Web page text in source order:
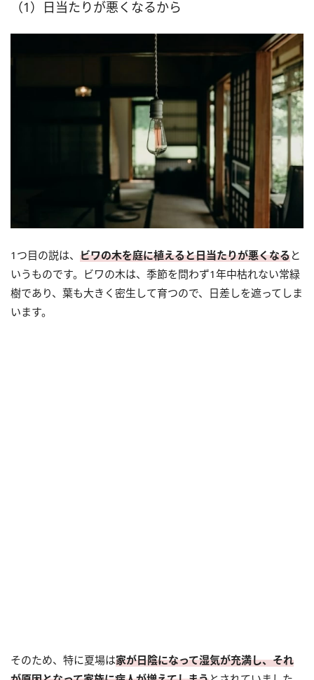
（1）日当たりが悪くなるから
1つ目の説は、 ビワの木を庭に植えると日当たりが悪くなると
いうものです。ビワの木は、季節を問わず1年中枯れない常緑
樹であり、葉も大きく密生して育つので、日差しを遮ってしま
います。
そのため、特に夏場は家が日陰になって湿気が充満し、それ